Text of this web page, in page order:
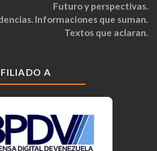
Futuro y perspectivas.
Informaciones que suman.
Textos que aclaran.
A